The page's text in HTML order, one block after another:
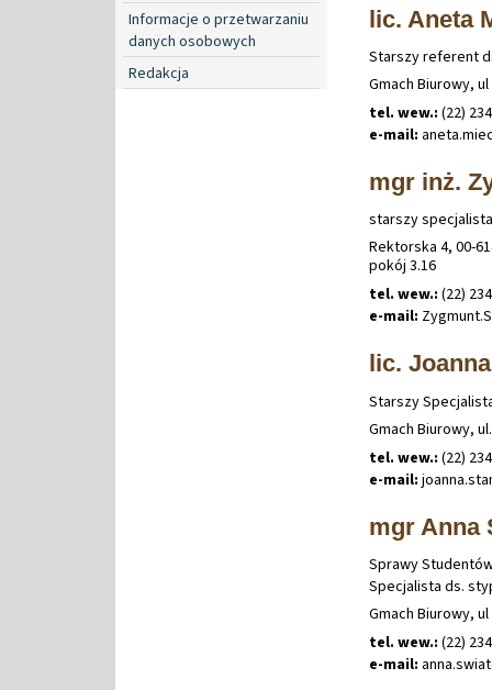
Informacje o przetwarzaniu
danych osobowych
Redakcja
lic. Aneta
Starszy referent
Gmach Biurowy,
tel. wew.: (22)
e-mail: aneta.
mgr inż.
starszy
Rektorska 4, 00-
pokój 3.16
tel. wew.: (22)
e-mail: Zygmunt.
lic.
Starszy
Gmach Biurowy,
tel. wew.: (22)
e-mail: joanna.
mgr Anna
Sprawy
Specjalista ds.
Gmach Biurowy,
tel. wew.: (22)
e-mail: anna.